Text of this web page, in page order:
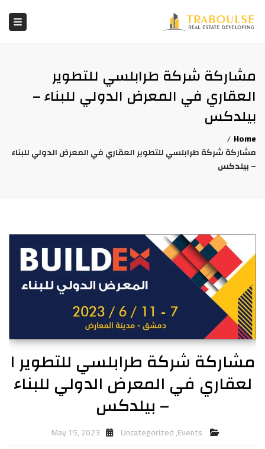
مشاركة شركة طرابلسي للتطوير
العقاري في المعرض الدولي للبناء –
بيلدكس
Home
مشاركة شركة طرابلسي للتطوير العقاري في المعرض الدولي للبناء
– بيلدكس
مشاركة شركة طرابلسي للتطوير ا
لعقاري في المعرض الدولي للبناء
– بيلدكس
Events
,
Uncategorized
May 15, 2023